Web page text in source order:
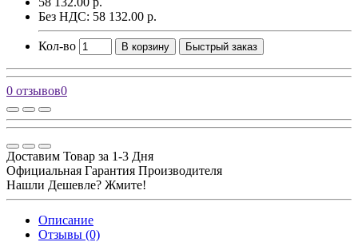
Без НДС: 58 132.00 р.
Кол-во В корзину Быстрый заказ
0 отзывов0
Доставим Товар за 1-3 Дня
Официальная Гарантия Производителя
Нашли Дешевле? Жмите!
Описание
Отзывы (0)